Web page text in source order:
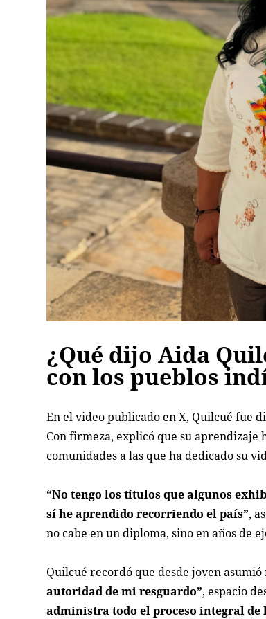
¿Qué dijo Aida
con los pueblos
En el video publicado en X, Quilcué fue
Con firmeza, explicó que su aprendizaje
comunidades a las que ha dedicado su
“No tengo los títulos que algunos
sí he aprendido recorriendo el país”,
no cabe en un diploma, sino en años de
Quilcué recordó que desde joven
autoridad de mi resguardo”, espacio
administra todo el proceso integral de